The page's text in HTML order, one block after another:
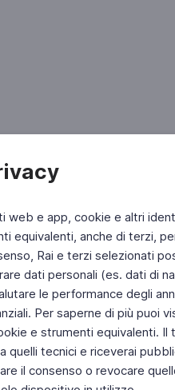
web e app, cookie e altri
equivalenti, anche di terzi,
Rai e terzi selezionati
dati personali (es. dati di
le performance degli
Per saperne di più puoi
e strumenti equivalenti. Il
tecnici e riceverai
il consenso o revocare
Fai di Televideo la tua
Copyright ©